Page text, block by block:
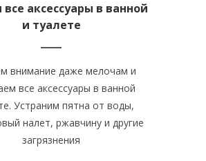
аксессуары в ванной
и туалете
внимание даже мелочам и
все аксессуары в ванной
Устраним пятна от воды,
налет, ржавчину и другие
загрязнения